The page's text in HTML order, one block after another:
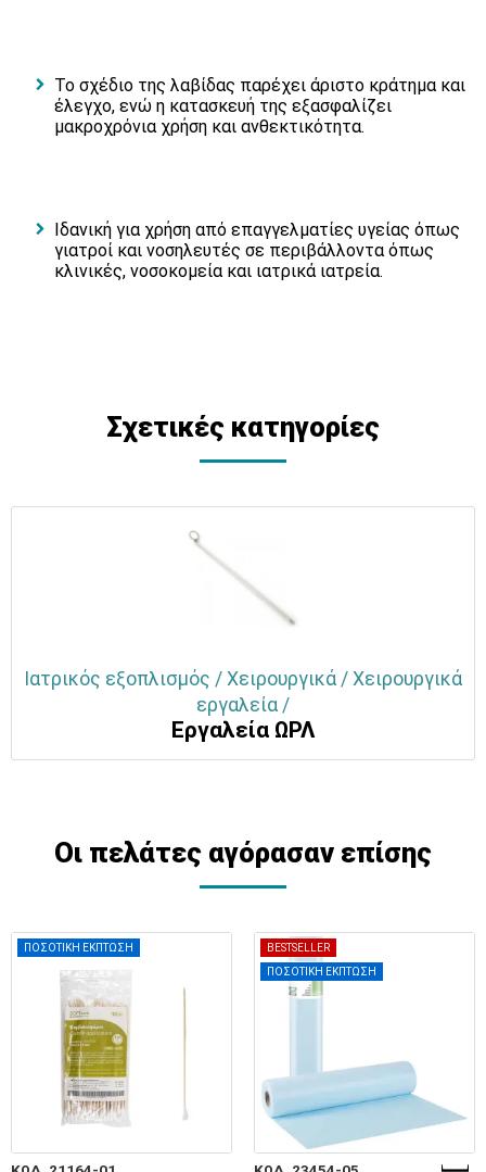
Το σχέδιο της λαβίδας παρέχει άριστο κράτημα και
έλεγχο, ενώ η κατασκευή της εξασφαλίζει
μακροχρόνια χρήση και ανθεκτικότητα.
Ιδανική για χρήση από επαγγελματίες υγείας όπως
γιατροί και νοσηλευτές σε περιβάλλοντα όπως
κλινικές, νοσοκομεία και ιατρικά ιατρεία.
Σχετικές κατηγορίες
Ιατρικός εξοπλισμός / Χειρουργικά / Χειρουργικά
εργαλεία /
Εργαλεία ΩΡΛ
Οι πελάτες αγόρασαν επίσης
ΠΟΣΟΤΙΚΗ ΕΚΠΤΩΣΗ
BESTSELLER
ΠΟΣΟΤΙΚΗ ΕΚΠΤΩΣΗ